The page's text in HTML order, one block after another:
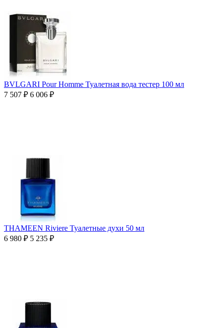
BVLGARI Pour Homme Туалетная вода тестер 100 мл
7 507 ₽ 6 006 ₽
THAMEEN Riviere Туалетные духи 50 мл
6 980 ₽ 5 235 ₽